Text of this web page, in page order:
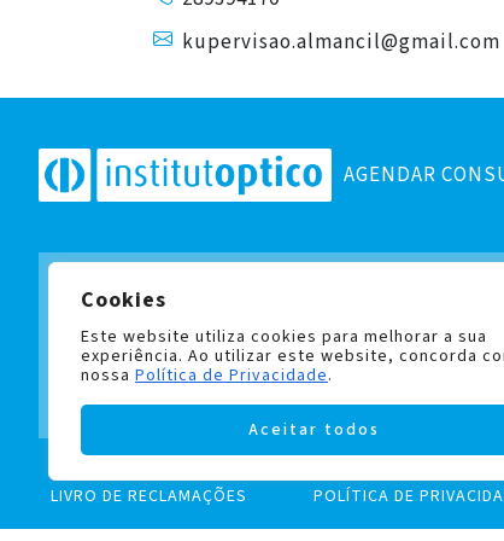
Cookies
Este website utiliza cookies para melhorar a sua
experiência. Ao utilizar este website, concorda
nossa Política de Privacidade.
Aceitar todos
kupervisao.almancil@gmail.com
AGENDAR
Subscreva a nossa
e fique a par de todas as
LIVRO DE RECLAMAÇÕES POLÍTICA DE